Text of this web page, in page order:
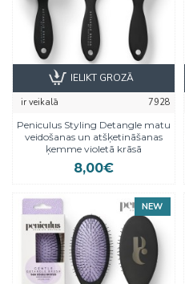
ir veikalā
7928
Peniculus Styling Detangle matu
veidošanas un atšķetināšanas
ķemme violetā krāsā
8,00€
IELIKT GROZĀ
NEW